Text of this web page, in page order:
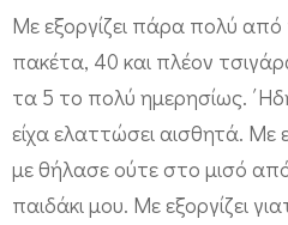
Με εξοργίζει πάρα πολύ
πακέτα, 40 και πλέον
τα 5 το πολύ ημερησίως.
είχα ελαττώσει αισθητά. Με
με θήλασε ούτε στο μισό
παιδάκι μου. Με εξοργίζει